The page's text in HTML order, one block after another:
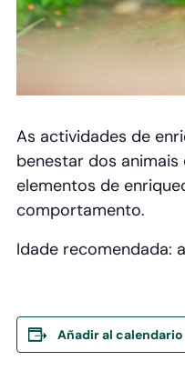
As actividades de
benestar dos
elementos de
comportamento.
Idade recomendada:
Añadir al calendario